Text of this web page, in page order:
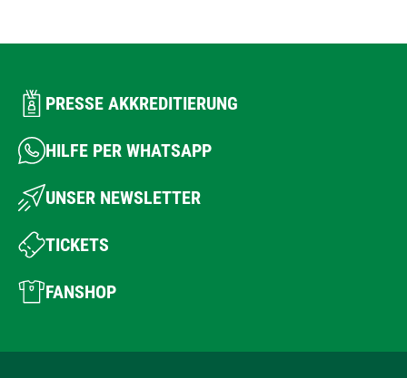
PRESSE AKKREDITIERUNG
HILFE PER WHATSAPP
UNSER NEWSLETTER
TICKETS
FANSHOP